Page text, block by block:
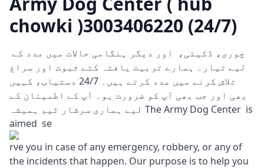
chowki )3003406220 (24/7)
لیے تیار۔ ہمارے تربیت یافتہ کتے ثبوت اور سراغ
تلاش کرنے میں مدد کرتے ہیں۔ 24/7 دستیاب، کہیں
بھی اور جب بھی آپ کو ضرورت ہو۔ آپ کے اطمینان کے
لیے ہماری سرشار ٹیم ہمیشہ The Army Dog Center is
aimed se
rve you in case of any emergency, robbery, or any of
the incidents that happen. Our purpose is to help you